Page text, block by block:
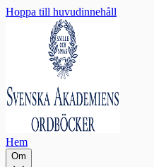
Hoppa till huvudinnehåll
Hem
Om